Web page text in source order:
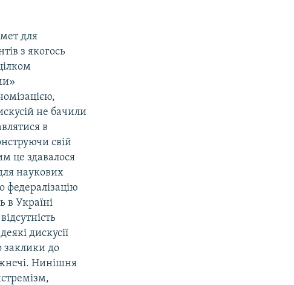
для
з якогось
не бачили
в
свій
це здавалося
наукових
федералізацію
в Україні
дискусії
заклики до
Нинішня